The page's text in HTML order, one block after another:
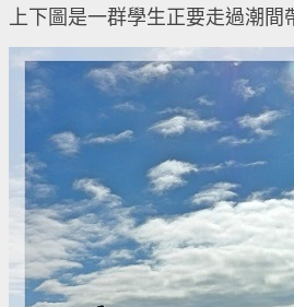
上下圖是一群學生正要走過潮間